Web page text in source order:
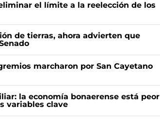
el límite a la reelección de los
de tierras, ahora advierten que
marcharon por San Cayetano
la economía bonaerense está peor
variables clave